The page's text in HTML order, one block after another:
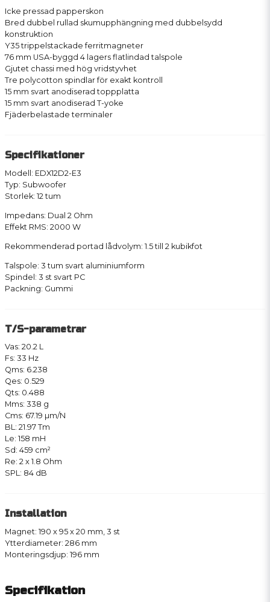
Icke pressad papperskon
Bred dubbel rullad skumupphängning med dubbelsydd
konstruktion
Y35 trippelstackade ferritmagneter
76 mm USA-byggd 4 lagers flatlindad talspole
Gjutet chassi med hög vridstyvhet
Tre polycotton spindlar för exakt kontroll
15 mm svart anodiserad toppplatta
15 mm svart anodiserad T-yoke
Fjäderbelastade terminaler
Specifikationer
Modell: EDX12D2-E3
Typ: Subwoofer
Storlek: 12 tum
Impedans: Dual 2 Ohm
Effekt RMS: 2000 W
Rekommenderad portad lådvolym: 1.5 till 2 kubikfot
Talspole: 3 tum svart aluminiumform
Spindel: 3 st svart PC
Packning: Gummi
T/S-parametrar
Vas: 20.2 L
Fs: 33 Hz
Qms: 6.238
Qes: 0.529
Qts: 0.488
Mms: 338 g
Cms: 67.19 µm/N
BL: 21.97 Tm
Le: 158 mH
Sd: 459 cm²
Re: 2 x 1.8 Ohm
SPL: 84 dB
Installation
Magnet: 190 x 95 x 20 mm, 3 st
Ytterdiameter: 286 mm
Monteringsdjup: 196 mm
Specifikation